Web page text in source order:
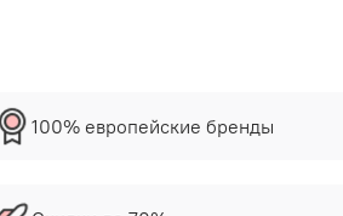
100% европейские бренды